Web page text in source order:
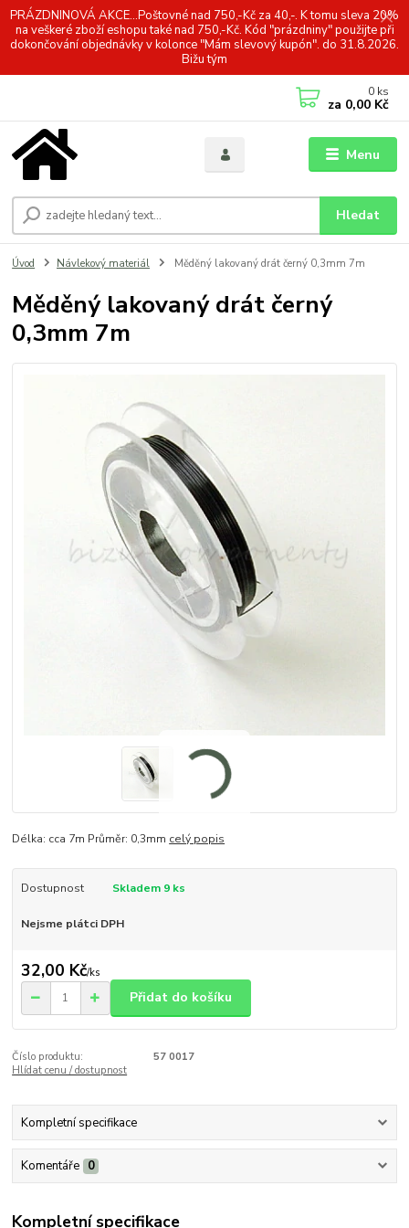
PRÁZDNINOVÁ AKCE...Poštovné nad 750,-Kč za 40,-. K tomu sleva 20%
na veškeré zboží eshopu také nad 750,-Kč. Kód "prázdniny" použijte při
dokončování objednávky v kolonce "Mám slevový kupón". do 31.8.2026.
Bižu tým
Menu
Hledat
0 ks
za 0,00 Kč
Úvod Návlekový materiál Měděný lakovaný drát černý 0,3mm 7m
Měděný lakovaný drát černý
0,3mm 7m
Délka: cca 7m Průměr: 0,3mm celý popis
Dostupnost Skladem 9 ks
Nejsme plátci DPH
32,00 Kč/ks
Přidat do košíku
Číslo produktu:
57 0017
Hlídat cenu / dostupnost
Kompletní specifikace
Komentáře 0
Kompletní specifikace